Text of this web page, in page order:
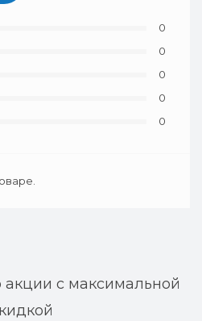
0
0
0
0
0
с максимальной